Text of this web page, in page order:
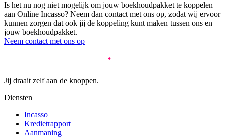
Is het nu nog niet mogelijk om jouw boekhoudpakket te koppelen
aan Online Incasso? Neem dan contact met ons op, zodat wij ervoor
kunnen zorgen dat ook jij de koppeling kunt maken tussen ons en
jouw boekhoudpakket.
Neem contact met ons op
Jij draait zelf aan de knoppen.
Diensten
Incasso
Kredietrapport
Aanmaning